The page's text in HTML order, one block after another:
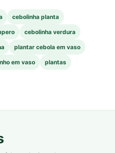
cebolinha planta
cebolinha verdura
plantar cebola em vaso
em vaso plantas